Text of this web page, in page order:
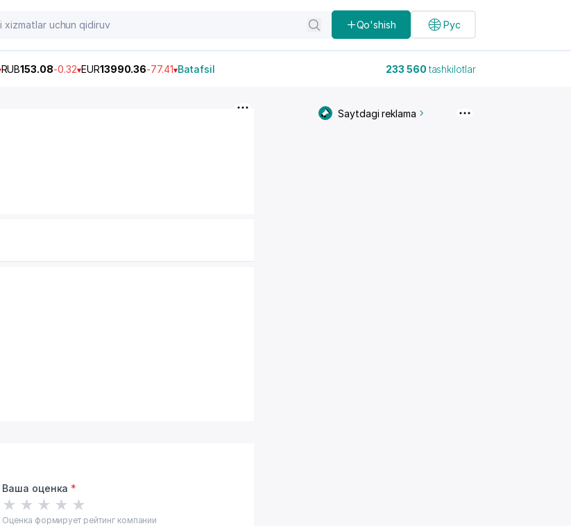
Qo'shish Рус
RUB153.08-0.32 EUR13990.36-77.41 Batafsil 233 560tashkilotlar
Ваша оценка *
★ ★ ★ ★ ★
Оценка формирует рейтинг компании
Saytdagi reklama